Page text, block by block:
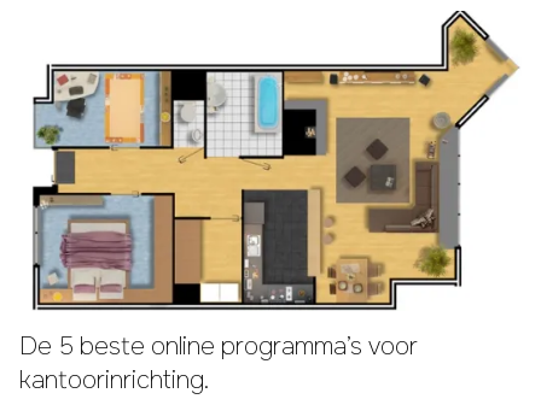
De 5 beste online programma’s voor
kantoorinrichting.